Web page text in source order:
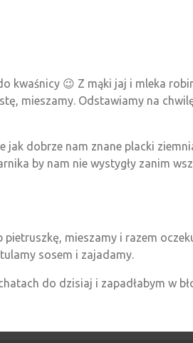
kwaśnicy 😉 Z mąki jaj i mleka
mieszamy. Odstawiamy na
jak dobrze nam znane placki
by nam nie wystygły zanim
mieszamy i razem
sosem i zajadamy.
do dzisiaj i zapadłabym w